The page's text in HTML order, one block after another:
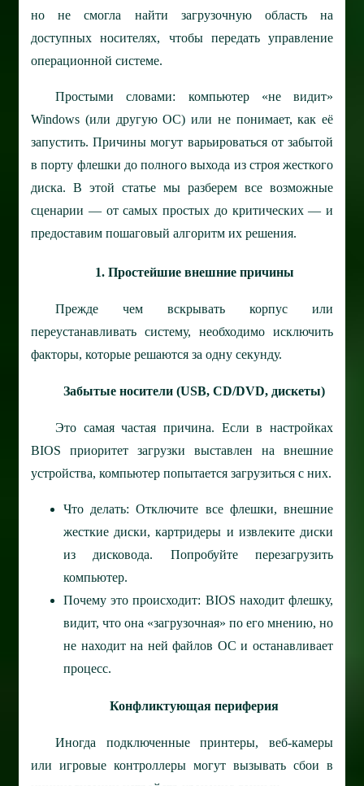
но не смогла найти загрузочную область на
доступных носителях, чтобы передать управление
операционной системе.
Простыми словами: компьютер «не видит»
Windows (или другую ОС) или не понимает, как её
запустить. Причины могут варьироваться от забытой
в порту флешки до полного выхода из строя жесткого
диска. В этой статье мы разберем все возможные
сценарии — от самых простых до критических — и
предоставим пошаговый алгоритм их решения.
1. Простейшие внешние причины
Прежде чем вскрывать корпус или
переустанавливать систему, необходимо исключить
факторы, которые решаются за одну секунду.
Забытые носители (USB, CD/DVD, дискеты)
Это самая частая причина. Если в настройках
BIOS приоритет загрузки выставлен на внешние
устройства, компьютер попытается загрузиться с них.
Что делать: Отключите все флешки, внешние
жесткие диски, картридеры и извлеките диски
из дисковода. Попробуйте перезагрузить
компьютер.
Почему это происходит: BIOS находит флешку,
видит, что она «загрузочная» по его мнению, но
не находит на ней файлов ОС и останавливает
процесс.
Конфликтующая периферия
Иногда подключенные принтеры, веб-камеры
или игровые контроллеры могут вызывать сбои в